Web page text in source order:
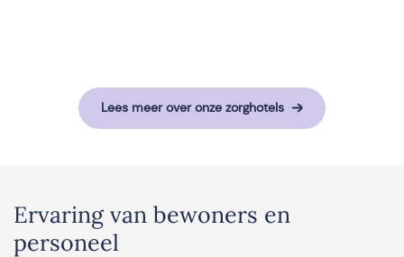
Lees meer over onze zorghotels
Ervaring van bewoners en
personeel